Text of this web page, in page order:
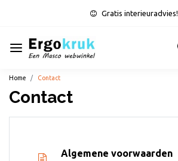
Gratis interieuradvies!
Home Contact
Contact
Algemene voorwaarden